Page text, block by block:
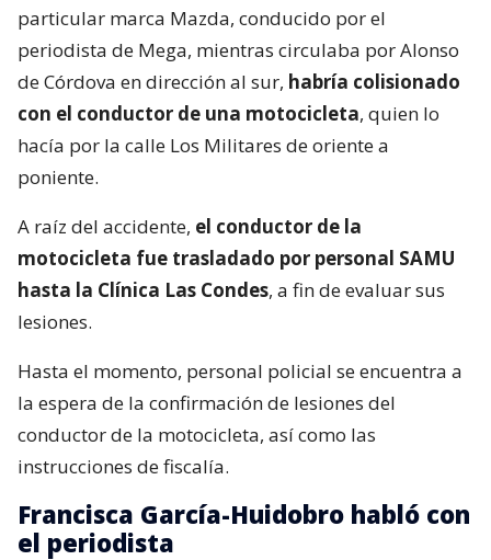
particular marca Mazda, conducido por el
periodista de Mega, mientras circulaba por Alonso
de Córdova en dirección al sur, habría colisionado
con el conductor de una motocicleta, quien lo
hacía por la calle Los Militares de oriente a
poniente.
A raíz del accidente, el conductor de la
motocicleta fue trasladado por personal SAMU
hasta la Clínica Las Condes, a fin de evaluar sus
lesiones.
Hasta el momento, personal policial se encuentra a
la espera de la confirmación de lesiones del
conductor de la motocicleta, así como las
instrucciones de fiscalía.
Francisca García-Huidobro habló con
el periodista